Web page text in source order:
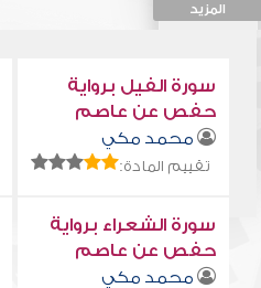
المزيد
سورة الفيل برواية
حفص عن عاصم
محمد مكي
تقييم المادة:
سورة الشعراء برواية
حفص عن عاصم
محمد مكي